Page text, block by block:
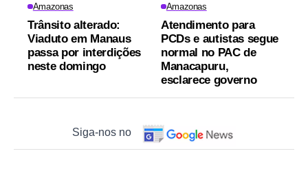
Amazonas
Trânsito alterado:
Viaduto em Manaus
passa por interdições
neste domingo
Amazonas
Atendimento para
PCDs e autistas segue
normal no PAC de
Manacapuru,
esclarece governo
Siga-nos no